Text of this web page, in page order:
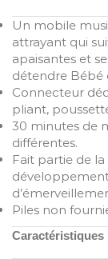
Un mobile
attrayant qui
apaisantes et
détendre Bébé
Connecteur
pliant,
30 minutes de
différentes.
Fait partie de
Piles non
Caractéristiques